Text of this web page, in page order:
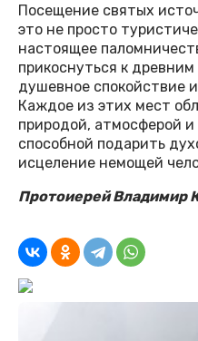
Посещение святых
это не просто
настоящее
прикоснуться к
душевное спокойствие
Каждое из этих мест
природой, атмосферой
способной подарить
исцеление немощей
Протоиерей